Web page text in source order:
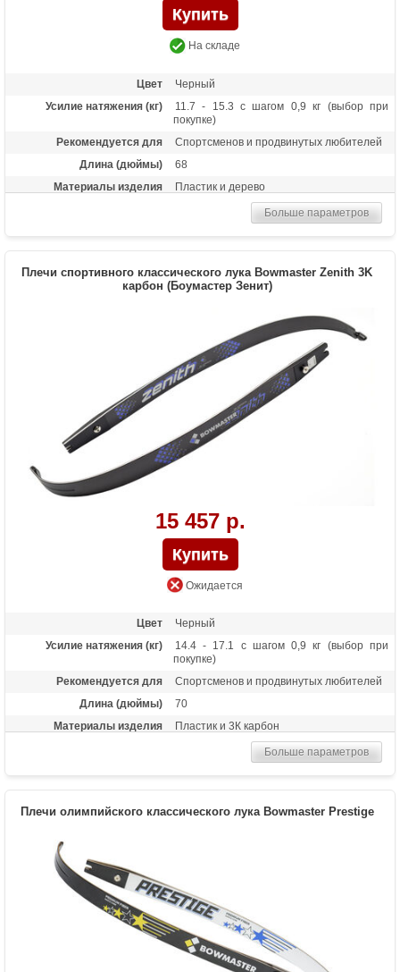
На складе
Цвет
Черный
Усилие натяжения (кг)
11.7 - 15.3 с шагом 0,9 кг (выбор при
покупке)
Рекомендуется для
Спортсменов и продвинутых любителей
Длина (дюймы)
68
Материалы изделия
Пластик и дерево
Спортивная стрельба, турниры
Больше параметров
Плечи спортивного классического лука Bowmaster Zenith 3K
карбон (Боумастер Зенит)
15 457 р.
Ожидается
Цвет
Черный
Усилие натяжения (кг)
14.4 - 17.1 с шагом 0,9 кг (выбор при
покупке)
Рекомендуется для
Спортсменов и продвинутых любителей
Длина (дюймы)
70
Материалы изделия
Пластик и 3К карбон
Спортивная стрельба, турниры
Больше параметров
Плечи олимпийского классического лука Bowmaster Prestige